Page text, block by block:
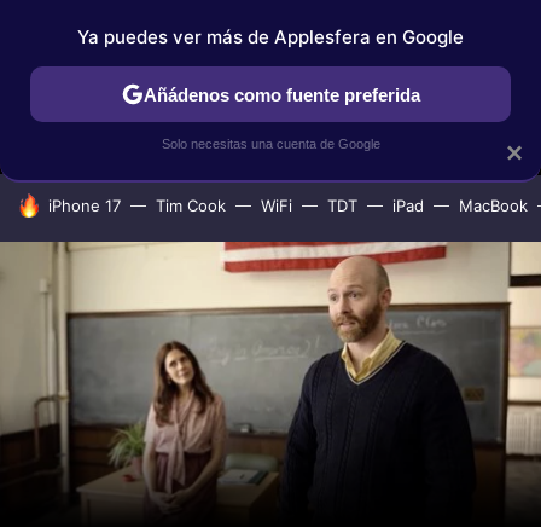
MENÚ NUEVO
TUTORIALES APPLESFERA SELECCIÓN
HOY SE HABLA DE
iPhone 17 Tim Cook WiFi TDT iPad MacBook
×
Ya puedes ver más de Applesfera en Google
Añádenos como fuente preferida
Solo necesitas una cuenta de Google